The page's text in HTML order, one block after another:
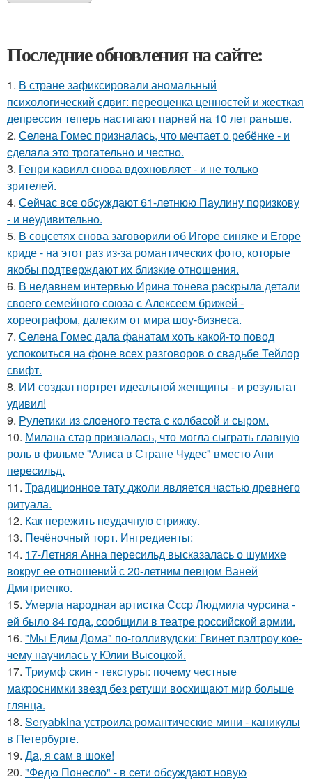
Последние обновления на сайте:
1. В стране зафиксировали аномальный
психологический сдвиг: переоценка ценностей и жесткая
депрессия теперь настигают парней на 10 лет раньше.
2. Селена Гомес призналась, что мечтает о ребёнке - и
сделала это трогательно и честно.
3. Генри кавилл снова вдохновляет - и не только
зрителей.
4. Сейчас все обсуждают 61-летнюю Паулину поризкову
- и неудивительно.
5. В соцсетях снова заговорили об Игоре синяке и Егоре
криде - на этот раз из-за романтических фото, которые
якобы подтверждают их близкие отношения.
6. В недавнем интервью Ирина тонева раскрыла детали
своего семейного союза с Алексеем брижей -
хореографом, далеким от мира шоу-бизнеса.
7. Селена Гомес дала фанатам хоть какой-то повод
успокоиться на фоне всех разговоров о свадьбе Тейлор
свифт.
8. ИИ создал портрет идеальной женщины - и результат
удивил!
9. Рулетики из слоеного теста с колбасой и сыром.
10. Милана стар призналась, что могла сыграть главную
роль в фильме "Алиса в Стране Чудес" вместо Ани
пересильд.
11. Традиционное тату джоли является частью древнего
ритуала.
12. Как пережить неудачную стрижку.
13. Печёночный торт. Ингредиенты:
14. 17-Летняя Анна пересильд высказалась о шумихе
вокруг ее отношений с 20-летним певцом Ваней
Дмитриенко.
15. Умерла народная артистка Ссср Людмила чурсина -
ей было 84 года, сообщили в театре российской армии.
16. "Мы Едим Дома" по-голливудски: Гвинет пэлтроу кое-
чему научилась у Юлии Высоцкой.
17. Триумф скин - текстуры: почему честные
макроснимки звезд без ретуши восхищают мир больше
глянца.
18. Seryabkina устроила романтические мини - каникулы
в Петербурге.
19. Да, я сам в шоке!
20. "Федю Понесло" - в сети обсуждают новую